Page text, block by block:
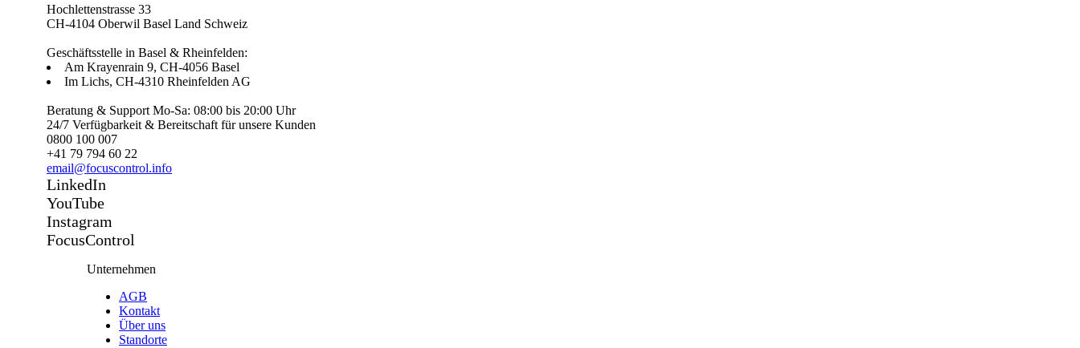
Hochlettenstrasse 33
CH-4104 Oberwil Basel Land Schweiz
Geschäftsstelle in Basel & Rheinfelden:
Am Krayenrain 9, CH-4056 Basel
Im Lichs, CH-4310 Rheinfelden AG
Beratung & Support Mo-Sa: 08:00 bis 20:00 Uhr
24/7 Verfügbarkeit & Bereitschaft für unsere Kunden
0800 100 007
+41 79 794 60 22
email@focuscontrol.info
LinkedIn
YouTube
Instagram
FocusControl
Unternehmen
AGB
Kontakt
Über uns
Standorte